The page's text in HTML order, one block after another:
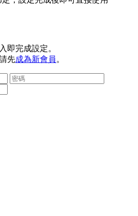
即完成設定。
先成為新會員 。